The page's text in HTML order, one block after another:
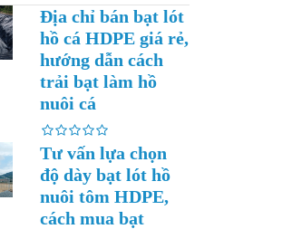
Địa chỉ bán bạt lót
hồ cá HDPE giá rẻ,
hướng dẫn cách
trải bạt làm hồ
nuôi cá
Tư vấn lựa chọn
độ dày bạt lót hồ
nuôi tôm HDPE,
cách mua bạt